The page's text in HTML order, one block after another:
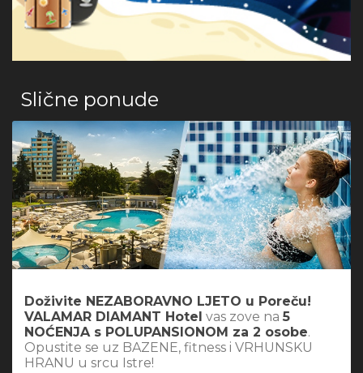
Slične ponude
Doživite NEZABORAVNO LJETO u Poreču!
VALAMAR DIAMANT Hotel vas zove na 5
NOĆENJA s POLUPANSIONOM za 2 osobe.
Opustite se uz BAZENE, fitness i VRHUNSKU
HRANU u srcu Istre!